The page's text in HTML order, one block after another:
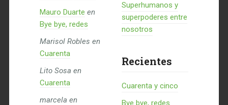
Mauro Duarte en
Bye bye, redes
Marisol Robles en
Cuarenta
Lito Sosa en
Cuarenta
marcela en
Superhumanos y
superpoderes entre
nosotros
Recientes
Cuarenta y cinco
Bye bye, redes